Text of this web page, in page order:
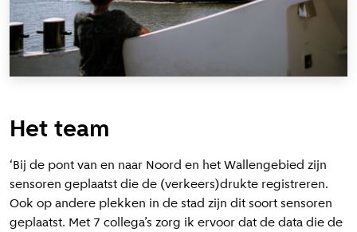
Het team
‘Bij de pont van en naar Noord en het Wallengebied zijn
sensoren geplaatst die de (verkeers)drukte registreren.
Ook op andere plekken in de stad zijn dit soort sensoren
geplaatst. Met 7 collega’s zorg ik ervoor dat de data die de